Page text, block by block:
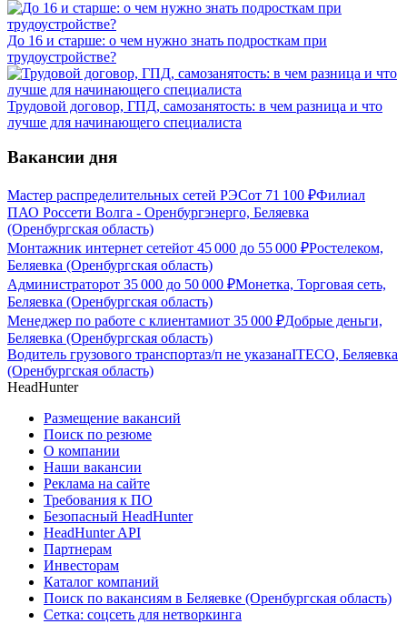
До 16 и старше: о чем нужно знать подросткам при
трудоустройстве?
Трудовой договор, ГПД, самозанятость: в чем разница и что
лучше для начинающего специалиста
Вакансии дня
Мастер распределительных сетей РЭСот 71 100 ₽Филиал
ПАО Россети Волга - Оренбургэнерго, Беляевка
(Оренбургская область)
Монтажник интернет сетейот 45 000 до 55 000 ₽Ростелеком,
Беляевка (Оренбургская область)
Администраторот 35 000 до 50 000 ₽Монетка, Торговая сеть,
Беляевка (Оренбургская область)
Менеджер по работе с клиентамиот 35 000 ₽Добрые деньги,
Беляевка (Оренбургская область)
Водитель грузового транспортаз/п не указанаITECO, Беляевка
(Оренбургская область)
HeadHunter
Размещение вакансий
Поиск по резюме
О компании
Наши вакансии
Реклама на сайте
Требования к ПО
Безопасный HeadHunter
HeadHunter API
Партнерам
Инвесторам
Каталог компаний
Поиск по вакансиям в Беляевке (Оренбургская область)
Сетка: соцсеть для нетворкинга